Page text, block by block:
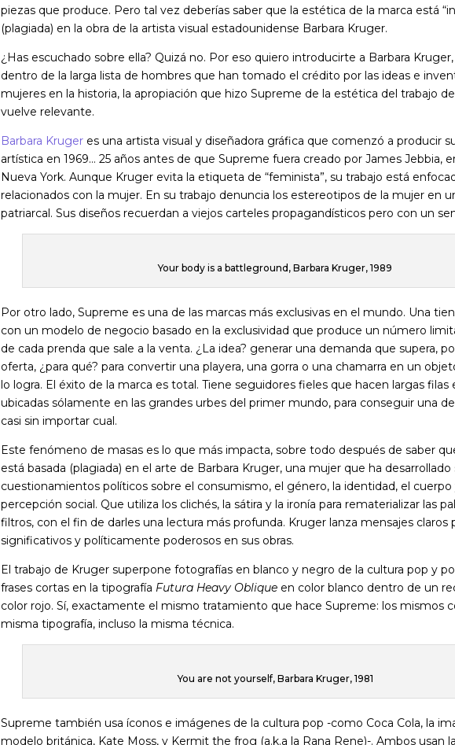
piezas que produce. Pero tal vez deberías saber que la estética de la marca está
(plagiada) en la obra de la artista visual estadounidense Barbara Kruger.
¿Has escuchado sobre ella? Quizá no. Por eso quiero introducirte a Barbara
dentro de la larga lista de hombres que han tomado el crédito por las ideas e
mujeres en la historia, la apropiación que hizo Supreme de la estética del trabajo
vuelve relevante.
Barbara Kruger es una artista visual y diseñadora gráfica que comenzó a producir
artística en 1969… 25 años antes de que Supreme fuera creado por James Jebbia,
Nueva York. Aunque Kruger evita la etiqueta de “feminista”, su trabajo está
relacionados con la mujer. En su trabajo denuncia los estereotipos de la mujer en
patriarcal. Sus diseños recuerdan a viejos carteles propagandísticos pero con un
Your body is a battleground, Barbara Kruger, 1989
Por otro lado, Supreme es una de las marcas más exclusivas en el mundo. Una
con un modelo de negocio basado en la exclusividad que produce un número
de cada prenda que sale a la venta. ¿La idea? generar una demanda que supera,
oferta, ¿para qué? para convertir una playera, una gorra o una chamarra en un
lo logra. El éxito de la marca es total. Tiene seguidores fieles que hacen largas filas
ubicadas sólamente en las grandes urbes del primer mundo, para conseguir una
casi sin importar cual.
Este fenómeno de masas es lo que más impacta, sobre todo después de saber
está basada (plagiada) en el arte de Barbara Kruger, una mujer que ha desarrollado
cuestionamientos políticos sobre el consumismo, el género, la identidad, el cuerpo
percepción social. Que utiliza los clichés, la sátira y la ironía para rematerializar las
filtros, con el fin de darles una lectura más profunda. Kruger lanza mensajes claros
significativos y políticamente poderosos en sus obras.
El trabajo de Kruger superpone fotografías en blanco y negro de la cultura pop y
frases cortas en la tipografía Futura Heavy Oblique en color blanco dentro de un
color rojo. Sí, exactamente el mismo tratamiento que hace Supreme: los mismos
misma tipografía, incluso la misma técnica.
You are not yourself, Barbara Kruger, 1981
Supreme también usa íconos e imágenes de la cultura pop -como Coca Cola, la
modelo británica, Kate Moss, y Kermit the frog (a.k.a la Rana Rene)-. Ambos usan